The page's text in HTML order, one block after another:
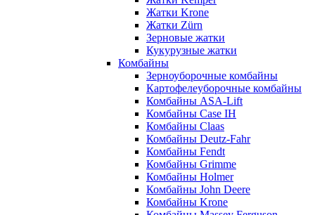
Жатки Krone
Жатки Zürn
Зерновые жатки
Кукурузные жатки
Комбайны
Зерноуборочные комбайны
Картофелеуборочные комбайны
Комбайны ASA-Lift
Комбайны Case IH
Комбайны Claas
Комбайны Deutz-Fahr
Комбайны Fendt
Комбайны Grimme
Комбайны Holmer
Комбайны John Deere
Комбайны Krone